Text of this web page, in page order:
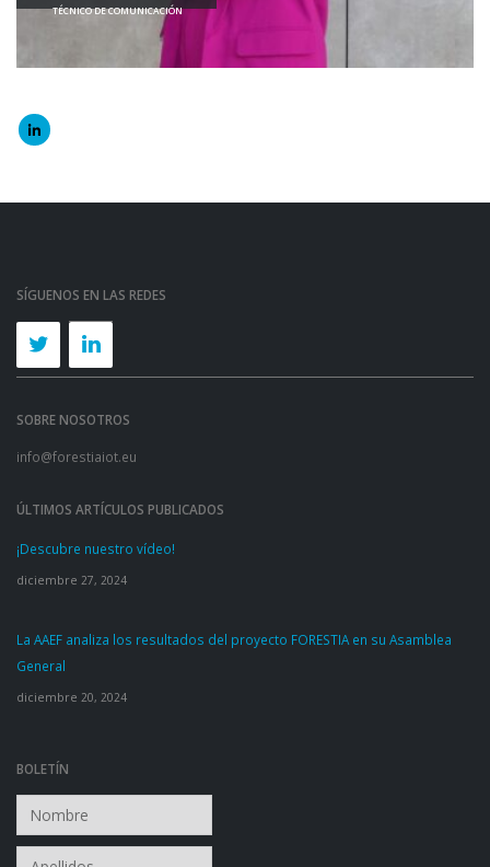
TÉCNICO DE COMUNICACIÓN
SÍGUENOS EN LAS REDES
SOBRE NOSOTROS
info@forestiaiot.eu
ÚLTIMOS ARTÍCULOS PUBLICADOS
¡Descubre nuestro vídeo!
diciembre 27, 2024
La AAEF analiza los resultados del proyecto FORESTIA en su Asamblea
General
diciembre 20, 2024
BOLETÍN